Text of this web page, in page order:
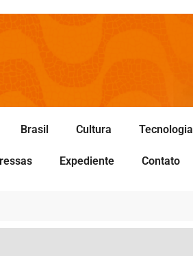
Brasil Cultura Tecnologia
Expediente Contato